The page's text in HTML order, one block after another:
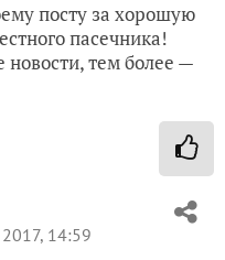
посту за хорошую
пасечника!
тем более —
2017, 14:59